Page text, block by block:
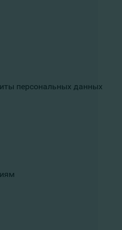
персональных данных